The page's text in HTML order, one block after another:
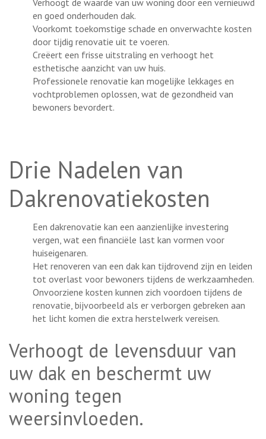
en goed onderhouden dak.
Voorkomt toekomstige schade en onverwachte kosten
door tijdig renovatie uit te voeren.
Creëert een frisse uitstraling en verhoogt het
esthetische aanzicht van uw huis.
Professionele renovatie kan mogelijke lekkages en
vochtproblemen oplossen, wat de gezondheid van
bewoners bevordert.
Drie Nadelen van
Dakrenovatiekosten
Een dakrenovatie kan een aanzienlijke investering
vergen, wat een financiële last kan vormen voor
huiseigenaren.
Het renoveren van een dak kan tijdrovend zijn en leiden
tot overlast voor bewoners tijdens de werkzaamheden.
Onvoorziene kosten kunnen zich voordoen tijdens de
renovatie, bijvoorbeeld als er verborgen gebreken aan
het licht komen die extra herstelwerk vereisen.
Verhoogt de levensduur van
uw dak en beschermt uw
woning tegen
weersinvloeden.